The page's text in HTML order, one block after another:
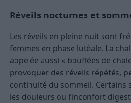
Réveils nocturnes et
Les réveils en pleine nuit sont
femmes en phase lutéale. La
appelée aussi « bouffées de
provoquer des réveils répétés,
continuité du sommeil. Certains
les douleurs ou l’inconfort